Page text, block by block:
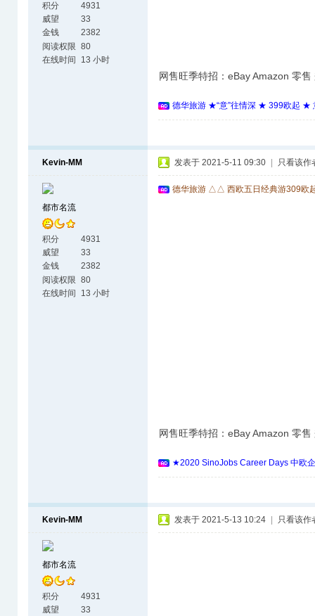
积分
4931
威望
33
金钱
2382
阅读权限 80
在线时间
13 小时
网售旺季特招：eBay Amazon 零
德华旅游 ★“意”往情深 ★ 399欧起 ★
Kevin-MM
都市名流
积分
4931
威望
33
金钱
2382
阅读权限 80
在线时间
13 小时
发表于 2021-5-11 09:30 只看该作
德华旅游 △△ 西欧五日经典游309欧
网售旺季特招：eBay Amazon 零
★2020 SinoJobs Career Days 中欧
Kevin-MM
都市名流
积分
4931
威望
33
发表于 2021-5-13 10:24 只看该作